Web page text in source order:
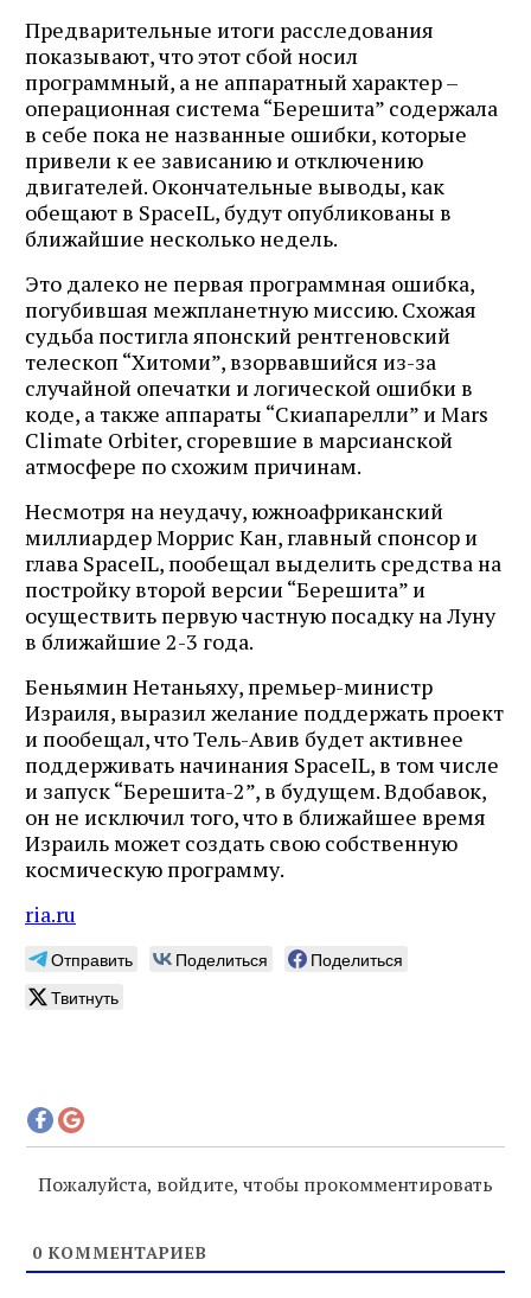
Предварительные итоги расследования
показывают, что этот сбой носил
программный, а не аппаратный характер –
операционная система “Берешита” содержала
в себе пока не названные ошибки, которые
привели к ее зависанию и отключению
двигателей. Окончательные выводы, как
обещают в SpaceIL, будут опубликованы в
ближайшие несколько недель.
Это далеко не первая программная ошибка,
погубившая межпланетную миссию. Схожая
судьба постигла японский рентгеновский
телескоп “Хитоми”, взорвавшийся из-за
случайной опечатки и логической ошибки в
коде, а также аппараты “Скиапарелли” и Mars
Climate Orbiter, сгоревшие в марсианской
атмосфере по схожим причинам.
Несмотря на неудачу, южноафриканский
миллиардер Моррис Кан, главный спонсор и
глава SpaceIL, пообещал выделить средства на
постройку второй версии “Берешита” и
осуществить первую частную посадку на Луну
в ближайшие 2-3 года.
Беньямин Нетаньяху, премьер-министр
Израиля, выразил желание поддержать проект
и пообещал, что Тель-Авив будет активнее
поддерживать начинания SpaceIL, в том числе
и запуск “Берешита-2”, в будущем. Вдобавок,
он не исключил того, что в ближайшее время
Израиль может создать свою собственную
космическую программу.
ria.ru
Отправить Поделиться
Поделиться
Твитнуть
Пожалуйста, войдите, чтобы прокомментировать
0 КОММЕНТАРИЕВ